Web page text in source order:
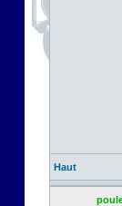
Haut